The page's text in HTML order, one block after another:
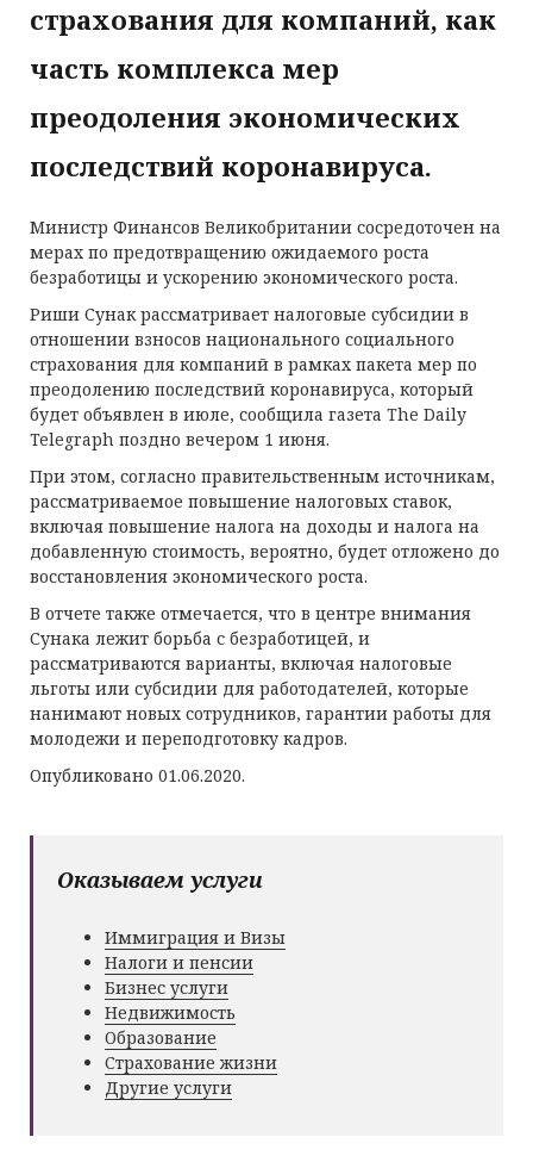
страхования для компаний, как
часть комплекса мер
преодоления экономических
последствий коронавируса.
Министр Финансов Великобритании сосредоточен на
мерах по предотвращению ожидаемого роста
безработицы и ускорению экономического роста.
Риши Сунак рассматривает налоговые субсидии в
отношении взносов национального социального
страхования для компаний в рамках пакета мер по
преодолению последствий коронавируса, который
будет объявлен в июле, сообщила газета The Daily
Telegraph поздно вечером 1 июня.
При этом, согласно правительственным источникам,
рассматриваемое повышение налоговых ставок,
включая повышение налога на доходы и налога на
добавленную стоимость, вероятно, будет отложено до
восстановления экономического роста.
В отчете также отмечается, что в центре внимания
Сунака лежит борьба с безработицей, и
рассматриваются варианты, включая налоговые
льготы или субсидии для работодателей, которые
нанимают новых сотрудников, гарантии работы для
молодежи и переподготовку кадров.
Опубликовано 01.06.2020.
Оказываем услуги
Иммиграция и Визы
Налоги и пенсии
Бизнес услуги
Недвижимость
Образование
Страхование жизни
Другие услуги